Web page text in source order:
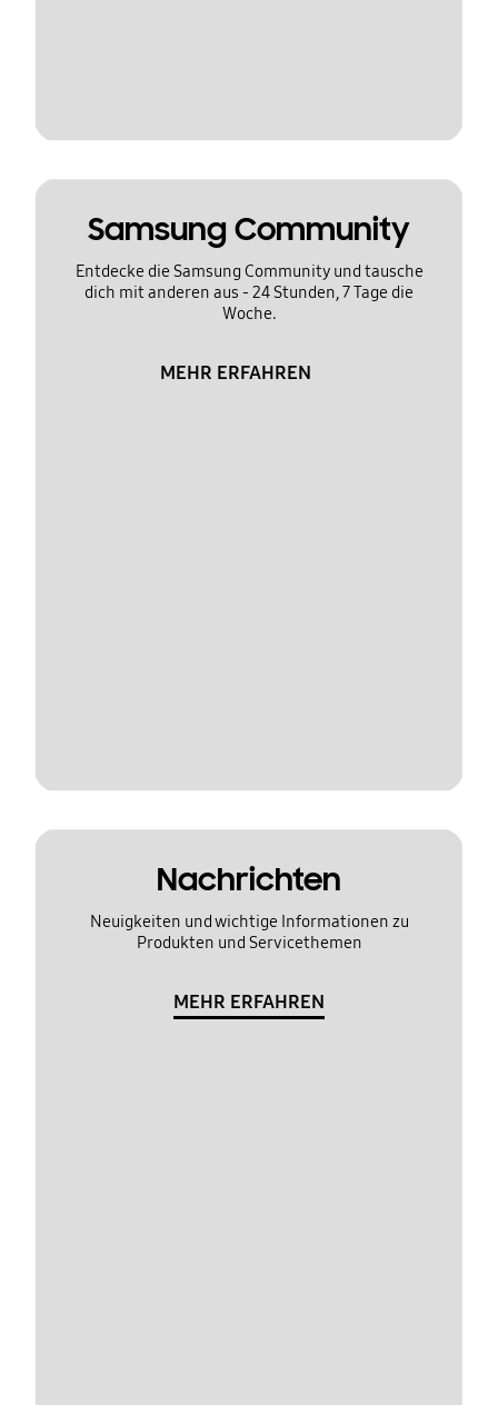
Samsung Community
Entdecke die Samsung Community und tausche
dich mit anderen aus - 24 Stunden, 7 Tage die
Woche.
MEHR ERFAHREN
Nachrichten
Neuigkeiten und wichtige Informationen zu
Produkten und Servicethemen
MEHR ERFAHREN